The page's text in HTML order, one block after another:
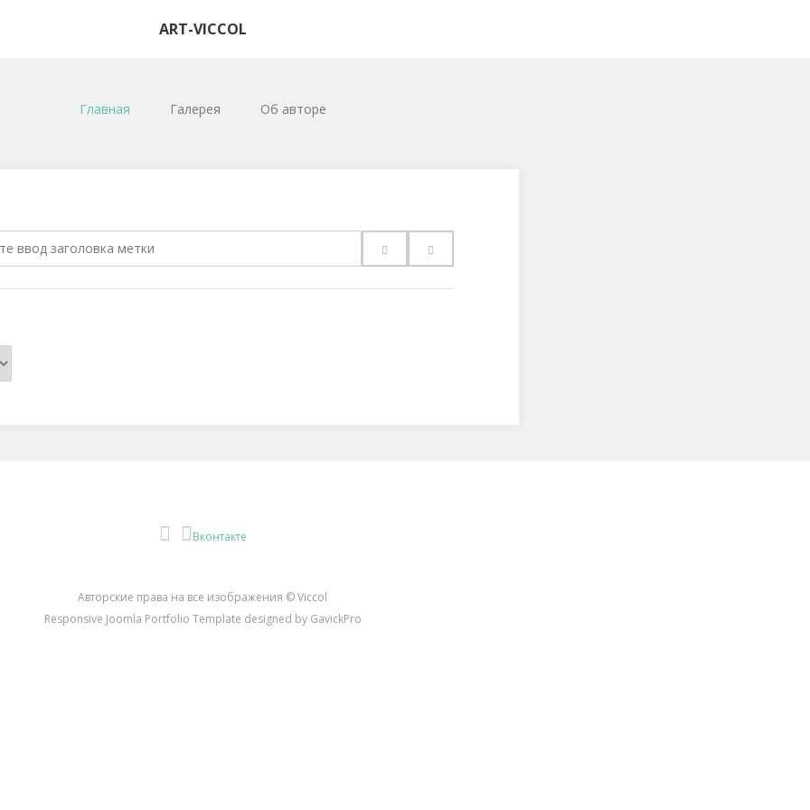
ART-VICCOL
Главная Галерея Об авторе
Instagram
Вконтакте
Авторские права на все изображения © Viccol
Responsive Joomla Portfolio Template designed by GavickPro